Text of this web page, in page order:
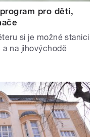
pro děti,
si je možné stanici
a na jihovýchodě